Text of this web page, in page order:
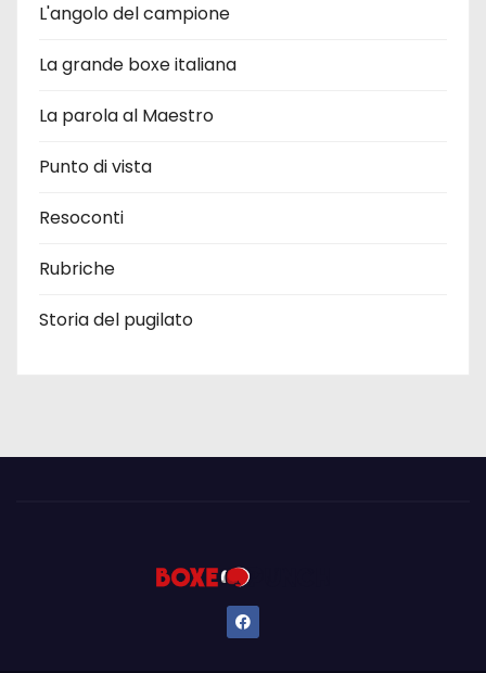
L'angolo del campione
La grande boxe italiana
La parola al Maestro
Punto di vista
Resoconti
Rubriche
Storia del pugilato